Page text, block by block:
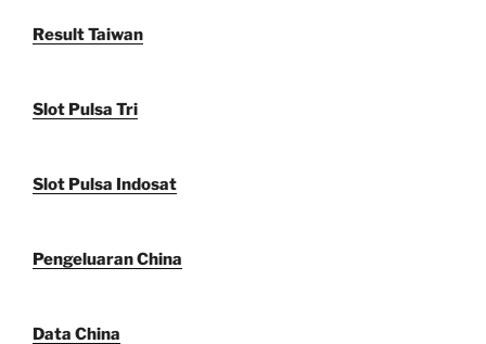
Result Taiwan
Slot Pulsa Tri
Slot Pulsa Indosat
Pengeluaran China
Data China